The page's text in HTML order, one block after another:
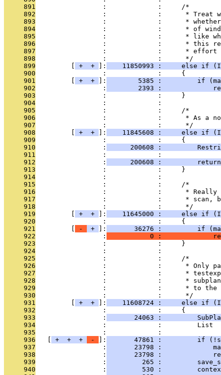
     891
                 :             :     /*
     892
:             :      * Treat
     893
:             :      *
     894
:             :      * of
     895
:             :      * like
     896
:             :      * this
     897
:             :      * effort
     898
                 :             :      */
     899
+ + ]:
11850993 :     else if
     900
                 :             :     {
     901
+ + ]:
5385 :         if
     902
                 :
2393 :
     903
                 :             :     }
     904
                 :             :
     905
                 :             :     /*
     906
:             :      * As a
     907
                 :             :      */
     908
+ + ]:
11845608 :     else if
     909
                 :             :     {
     910
                 :
200608 :
     911
                 :             :
     912
                 :
200608 :
     913
                 :             :     }
     914
                 :             :
     915
                 :             :     /*
     916
:             :      *
     917
:             :      * scan,
     918
                 :             :      */
     919
+ + ]:
11645000 :     else if
     920
                 :             :     {
     921
- + ]:
36276 :         if
     922
                 :
0 :
     923
                 :             :     }
     924
                 :             :
     925
                 :             :     /*
     926
:             :      * Only
     927
:             :      *
     928
:             :      *
     929
:             :      * to
     930
                 :             :      */
     931
+ + ]:
11608724 :     else if
     932
                 :             :     {
     933
                 :
24063 :
     934
:             :         List
     935
                 :             :
     936
+ + + - ]:
47861 :         if
     937
                 :
23798 :
     938
                 :
23798 :
     939
                 :
265 :
     940
                 :
530 :